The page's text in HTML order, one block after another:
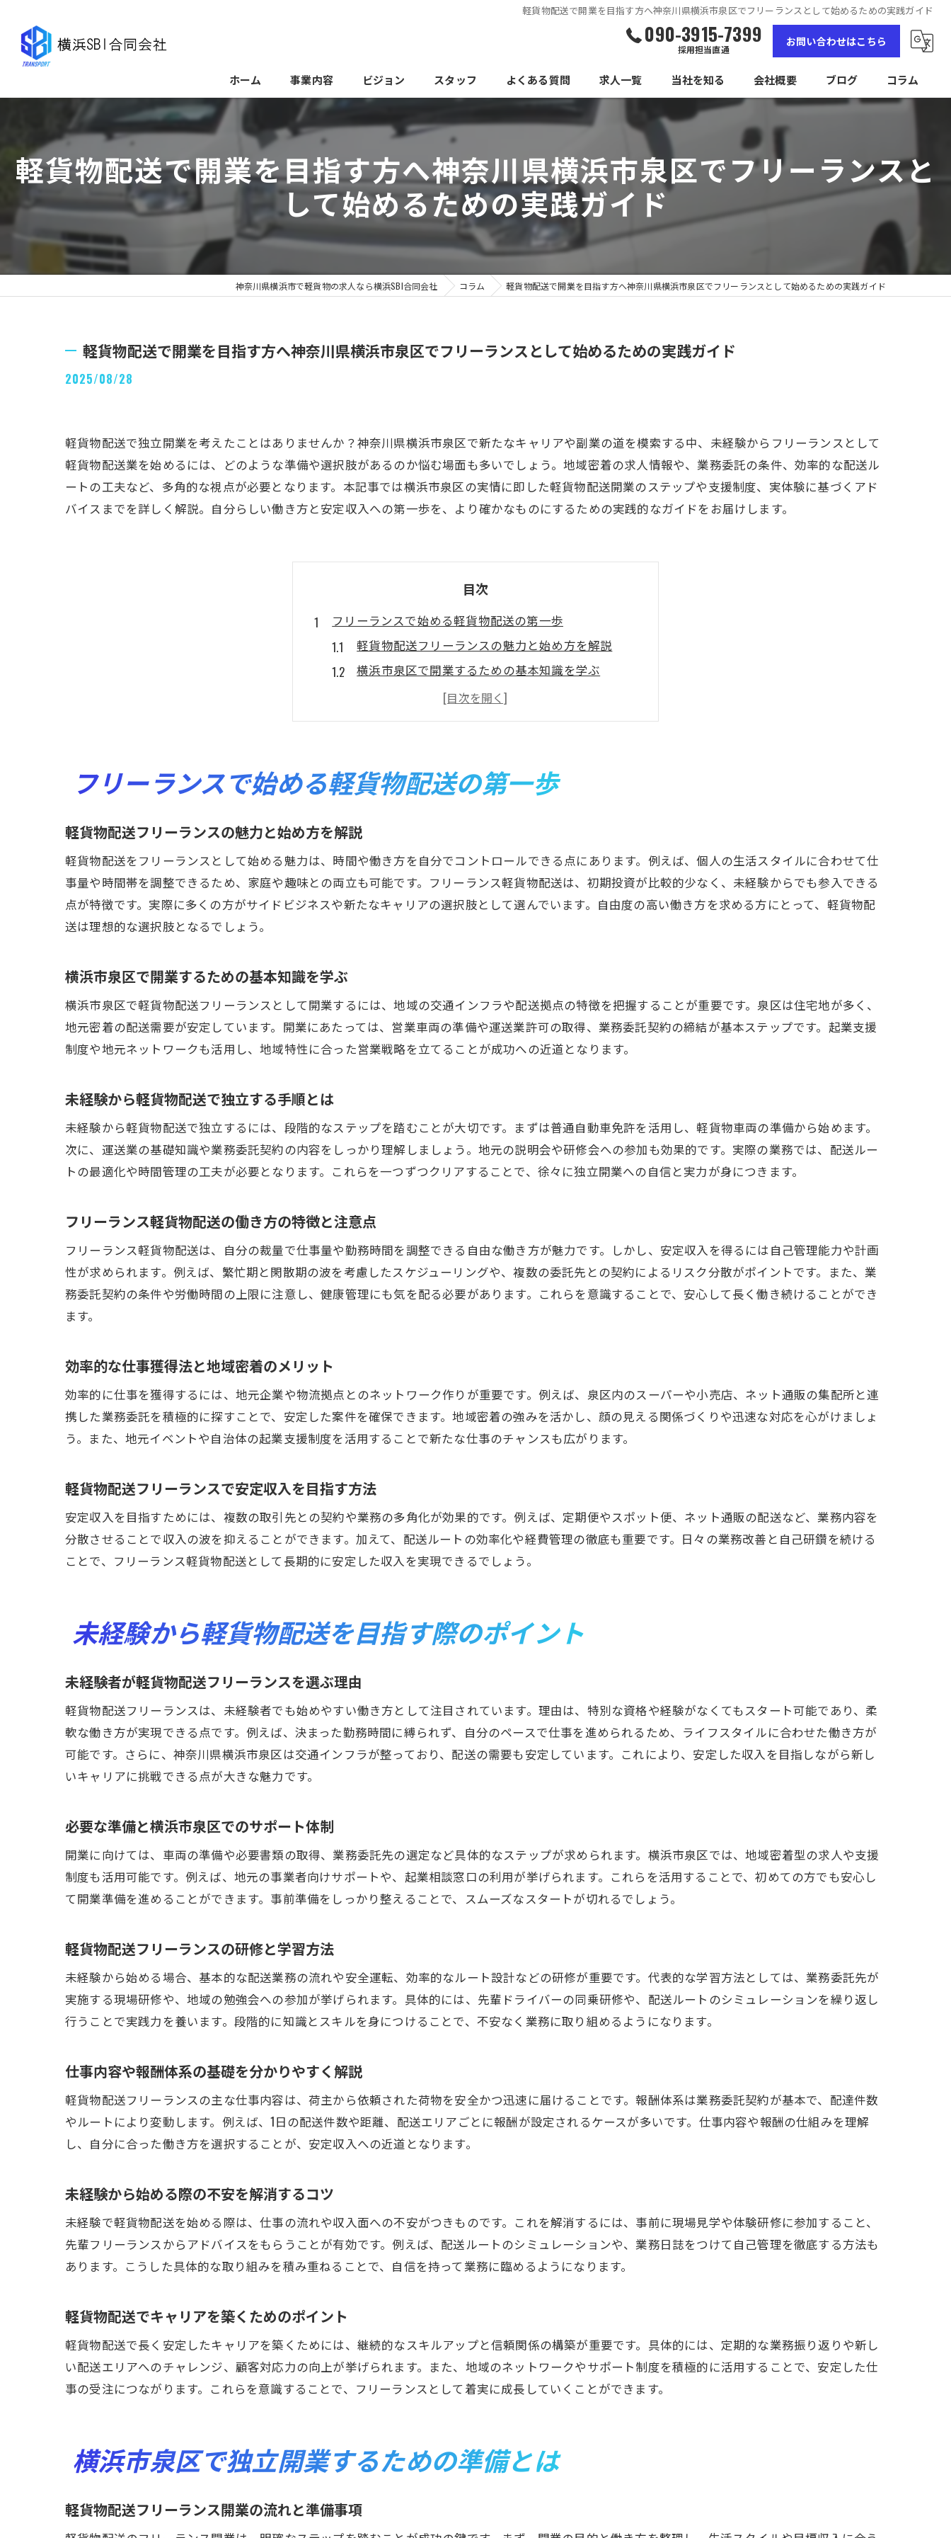
軽貨物配送で開業を目指す方へ神奈川県横浜市泉区でフリーランスとして始めるための実践ガイド
090-3915-7399
採用担当直通
お問い合わせはこちら
ホーム 事業内容 ビジョン スタッフ よくある質問 求人一覧 当社を知る
高収入
未経験
経験者
会社概要 ブログ コラム
軽貨物配送で開業を目指す方へ神奈川県横浜市泉区でフリーランスと
して始めるための実践ガイド
神奈川県横浜市で軽貨物の求人なら横浜SBI合同会社 コラム 軽貨物配送で開業を目指す方へ神奈川県横浜市泉区でフリーランスとして始めるための実践ガイド
軽貨物配送で開業を目指す方へ神奈川県横浜市泉区でフリーランスとして始めるための実践ガイド
2025/08/28
軽貨物配送で独立開業を考えたことはありませんか？神奈川県横浜市泉区で新たなキャリアや副業の道を模索する中、未経験からフリーランスとして
軽貨物配送業を始めるには、どのような準備や選択肢があるのか悩む場面も多いでしょう。地域密着の求人情報や、業務委託の条件、効率的な配送ル
ートの工夫など、多角的な視点が必要となります。本記事では横浜市泉区の実情に即した軽貨物配送開業のステップや支援制度、実体験に基づくアド
バイスまでを詳しく解説。自分らしい働き方と安定収入への第一歩を、より確かなものにするための実践的なガイドをお届けします。
目次
フリーランスで始める軽貨物配送の第一歩
軽貨物配送フリーランスの魅力と始め方を解説
横浜市泉区で開業するための基本知識を学ぶ
未経験から軽貨物配送で独立する手順とは
フリーランス軽貨物配送の働き方の特徴と注意点
軽貨物配送フリーランスで安定収入を目指す方法
未経験から軽貨物配送を目指す際のポイント
必要な準備と横浜市泉区でのサポート体制
軽貨物配送フリーランスの研修と学習方法
仕事内容や報酬体系の基礎を分かりやすく解説
横浜市泉区で独立開業するための準備とは
必要書類と車両選びの注意点を押さえる
開業支援制度や助成金の活用方法を知る
安定収入を得る軽貨物配送フリーランスの実践法
軽貨物配送フリーランスで稼ぐ仕組みを理解する
横浜市泉区の需要を活かした働き方とは
副業として始める軽貨物配送の注意点
仕事量を安定させるためのネットワーク活用法
フリーランスでも安心できる報酬管理術
効率化ツールの活用で業務負担を軽減
顧客満足度向上のために必要な工夫
成功者に学ぶ軽貨物配送の具体的戦略
効率的な配送ルート構築で収入アップを狙う方法
軽貨物配送フリーランスが実践するルート最適化術
効率的な配達計画で無駄を減らすポイント
地図アプリやナビの活用方法を詳しく解説
経験者直伝のルート構築成功事例を紹介
地域密着で活躍する軽貨物配送フリーランスの強み
地元案件を増やすためのコミュニケーション術
横浜市泉区の顧客ニーズに応える工夫を知る
地域性を活かした案件獲得のコツを解説
自分らしいキャリア形成に役立つ開業ガイド
軽貨物配送フリーランスで実現する新しい働き方
キャリアアップを目指すためのスキルと考え方
自分に合った働き方を見つけるためのポイント
フリーランスとしての未来を広げる実践ガイド
フリーランスで始める軽貨物配送の第一歩
軽貨物配送フリーランスの魅力と始め方を解説
軽貨物配送をフリーランスとして始める魅力は、時間や働き方を自分でコントロールできる点にあります。例えば、個人の生活スタイルに合わせて仕
事量や時間帯を調整できるため、家庭や趣味との両立も可能です。フリーランス軽貨物配送は、初期投資が比較的少なく、未経験からでも参入できる
点が特徴です。実際に多くの方がサイドビジネスや新たなキャリアの選択肢として選んでいます。自由度の高い働き方を求める方にとって、軽貨物配
送は理想的な選択肢となるでしょう。
横浜市泉区で開業するための基本知識を学ぶ
横浜市泉区で軽貨物配送フリーランスとして開業するには、地域の交通インフラや配送拠点の特徴を把握することが重要です。泉区は住宅地が多く、
地元密着の配送需要が安定しています。開業にあたっては、営業車両の準備や運送業許可の取得、業務委託契約の締結が基本ステップです。起業支援
制度や地元ネットワークも活用し、地域特性に合った営業戦略を立てることが成功への近道となります。
未経験から軽貨物配送で独立する手順とは
未経験から軽貨物配送で独立するには、段階的なステップを踏むことが大切です。まずは普通自動車免許を活用し、軽貨物車両の準備から始めます。
次に、運送業の基礎知識や業務委託契約の内容をしっかり理解しましょう。地元の説明会や研修会への参加も効果的です。実際の業務では、配送ルー
トの最適化や時間管理の工夫が必要となります。これらを一つずつクリアすることで、徐々に独立開業への自信と実力が身につきます。
フリーランス軽貨物配送の働き方の特徴と注意点
フリーランス軽貨物配送は、自分の裁量で仕事量や勤務時間を調整できる自由な働き方が魅力です。しかし、安定収入を得るには自己管理能力や計画
性が求められます。例えば、繁忙期と閑散期の波を考慮したスケジューリングや、複数の委託先との契約によるリスク分散がポイントです。また、業
務委託契約の条件や労働時間の上限に注意し、健康管理にも気を配る必要があります。これらを意識することで、安心して長く働き続けることができ
ます。
効率的な仕事獲得法と地域密着のメリット
効率的に仕事を獲得するには、地元企業や物流拠点とのネットワーク作りが重要です。例えば、泉区内のスーパーや小売店、ネット通販の集配所と連
携した業務委託を積極的に探すことで、安定した案件を確保できます。地域密着の強みを活かし、顔の見える関係づくりや迅速な対応を心がけましょ
う。また、地元イベントや自治体の起業支援制度を活用することで新たな仕事のチャンスも広がります。
軽貨物配送フリーランスで安定収入を目指す方法
安定収入を目指すためには、複数の取引先との契約や業務の多角化が効果的です。例えば、定期便やスポット便、ネット通販の配送など、業務内容を
分散させることで収入の波を抑えることができます。加えて、配送ルートの効率化や経費管理の徹底も重要です。日々の業務改善と自己研鑽を続ける
ことで、フリーランス軽貨物配送として長期的に安定した収入を実現できるでしょう。
未経験から軽貨物配送を目指す際のポイント
未経験者が軽貨物配送フリーランスを選ぶ理由
軽貨物配送フリーランスは、未経験者でも始めやすい働き方として注目されています。理由は、特別な資格や経験がなくてもスタート可能であり、柔
軟な働き方が実現できる点です。例えば、決まった勤務時間に縛られず、自分のペースで仕事を進められるため、ライフスタイルに合わせた働き方が
可能です。さらに、神奈川県横浜市泉区は交通インフラが整っており、配送の需要も安定しています。これにより、安定した収入を目指しながら新し
いキャリアに挑戦できる点が大きな魅力です。
必要な準備と横浜市泉区でのサポート体制
開業に向けては、車両の準備や必要書類の取得、業務委託先の選定など具体的なステップが求められます。横浜市泉区では、地域密着型の求人や支援
制度も活用可能です。例えば、地元の事業者向けサポートや、起業相談窓口の利用が挙げられます。これらを活用することで、初めての方でも安心し
て開業準備を進めることができます。事前準備をしっかり整えることで、スムーズなスタートが切れるでしょう。
軽貨物配送フリーランスの研修と学習方法
未経験から始める場合、基本的な配送業務の流れや安全運転、効率的なルート設計などの研修が重要です。代表的な学習方法としては、業務委託先が
実施する現場研修や、地域の勉強会への参加が挙げられます。具体的には、先輩ドライバーの同乗研修や、配送ルートのシミュレーションを繰り返し
行うことで実践力を養います。段階的に知識とスキルを身につけることで、不安なく業務に取り組めるようになります。
仕事内容や報酬体系の基礎を分かりやすく解説
軽貨物配送フリーランスの主な仕事内容は、荷主から依頼された荷物を安全かつ迅速に届けることです。報酬体系は業務委託契約が基本で、配達件数
やルートにより変動します。例えば、1日の配送件数や距離、配送エリアごとに報酬が設定されるケースが多いです。仕事内容や報酬の仕組みを理解
し、自分に合った働き方を選択することが、安定収入への近道となります。
未経験から始める際の不安を解消するコツ
未経験で軽貨物配送を始める際は、仕事の流れや収入面への不安がつきものです。これを解消するには、事前に現場見学や体験研修に参加すること、
先輩フリーランスからアドバイスをもらうことが有効です。例えば、配送ルートのシミュレーションや、業務日誌をつけて自己管理を徹底する方法も
あります。こうした具体的な取り組みを積み重ねることで、自信を持って業務に臨めるようになります。
軽貨物配送でキャリアを築くためのポイント
軽貨物配送で長く安定したキャリアを築くためには、継続的なスキルアップと信頼関係の構築が重要です。具体的には、定期的な業務振り返りや新し
い配送エリアへのチャレンジ、顧客対応力の向上が挙げられます。また、地域のネットワークやサポート制度を積極的に活用することで、安定した仕
事の受注につながります。これらを意識することで、フリーランスとして着実に成長していくことができます。
横浜市泉区で独立開業するための準備とは
軽貨物配送フリーランス開業の流れと準備事項